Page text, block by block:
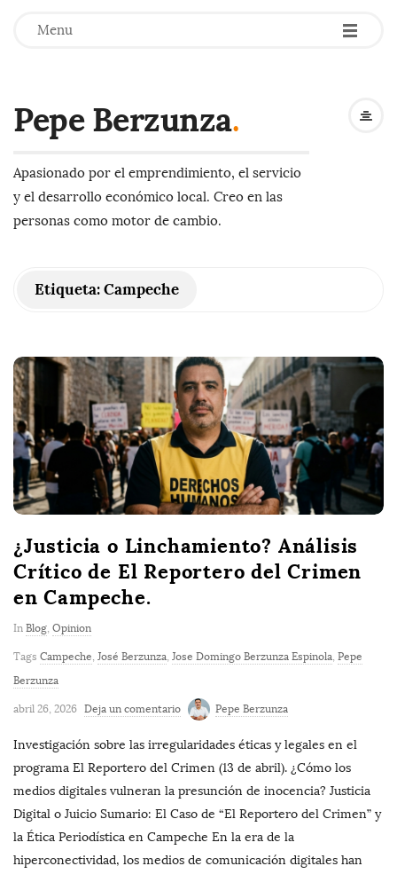
Menu -
-
-
Pepe Berzunza.
Apasionado por el emprendimiento, el servicio
y el desarrollo económico local. Creo en las
personas como motor de cambio.
Etiqueta:Campeche
¿Justicia o Linchamiento? Análisis
Crítico de El Reportero del Crimen
en Campeche.
In Blog, Opinion
Tags Campeche, José Berzunza, Jose Domingo Berzunza Espinola, Pepe
Berzunza
abril 26, 2026 Deja un comentario Pepe Berzunza
Investigación sobre las irregularidades éticas y legales en el
programa El Reportero del Crimen (13 de abril). ¿Cómo los
medios digitales vulneran la presunción de inocencia? Justicia
Digital o Juicio Sumario: El Caso de “El Reportero del Crimen” y
la Ética Periodística en Campeche En la era de la
hiperconectividad, los medios de comunicación digitales han